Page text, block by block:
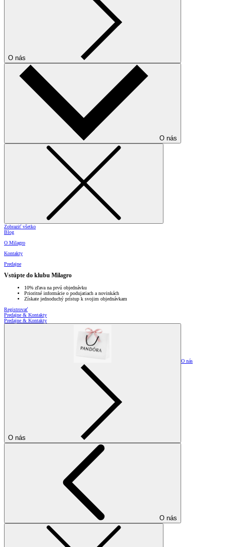
O nás
O nás
Zobraziť všetko
Blog
O Milagro
Kontakty
Predajne
Vstúpte do klubu Milagro
10% zľava na prvú objednávku
Prioritné informácie o podujatiach a novinkách
Získate jednoduchý prístup k svojim objednávkam
Registrovať
Predajne & Kontakty
Predajne & Kontakty
O nás
O nás
O nás